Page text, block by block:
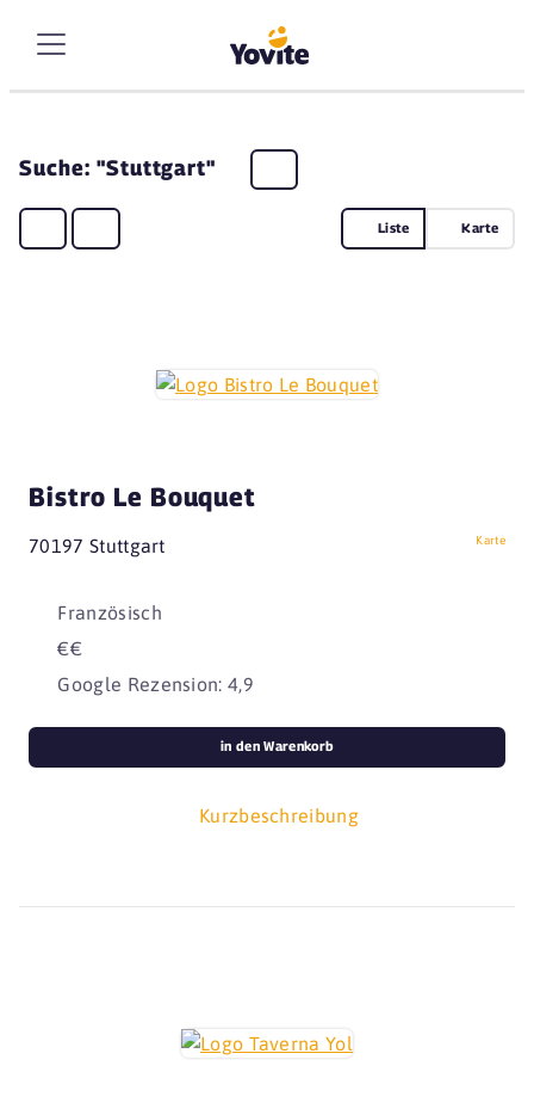
Suche: "Stuttgart"
Liste Karte
Bistro Le Bouquet
70197 Stuttgart Karte
Französisch
€€
Google Rezension: 4,9
Kurzbeschreibung
in den Warenkorb